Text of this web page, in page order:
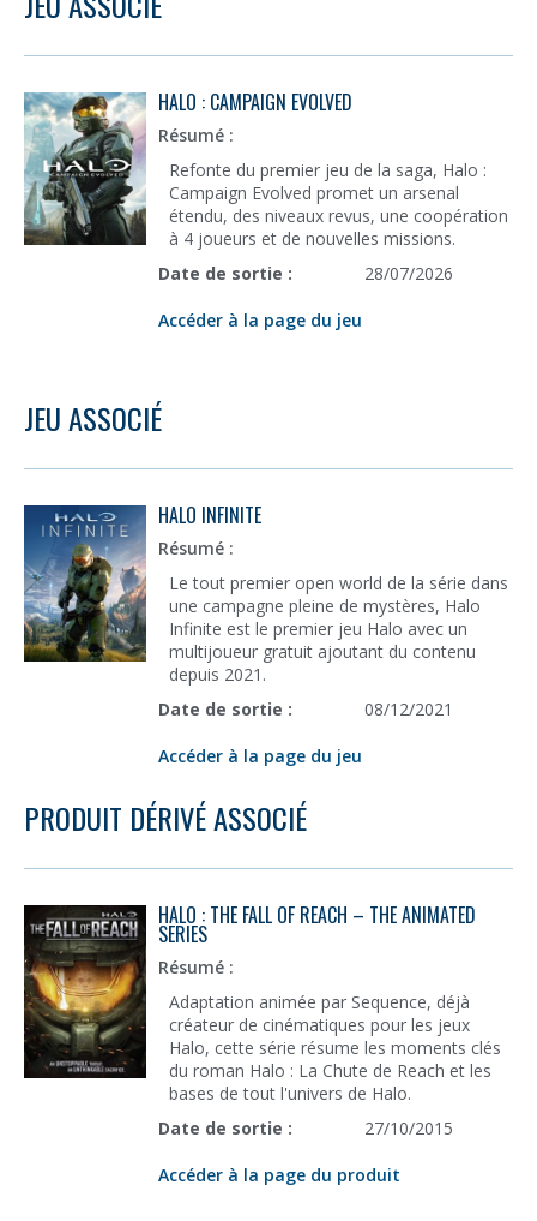
HALO : CAMPAIGN EVOLVED
Résumé :
Refonte du premier jeu de la saga, Halo :
Campaign Evolved promet un arsenal
étendu, des niveaux revus, une coopération
à 4 joueurs et de nouvelles missions.
Date de sortie :
28/07/2026
Accéder à la page du jeu
JEU ASSOCIÉ
HALO INFINITE
Résumé :
Le tout premier open world de la série dans
une campagne pleine de mystères, Halo
Infinite est le premier jeu Halo avec un
multijoueur gratuit ajoutant du contenu
depuis 2021.
Date de sortie :
08/12/2021
Accéder à la page du jeu
PRODUIT DÉRIVÉ ASSOCIÉ
HALO : THE FALL OF REACH – THE ANIMATED
SERIES
Résumé :
Adaptation animée par Sequence, déjà
créateur de cinématiques pour les jeux
Halo, cette série résume les moments clés
du roman Halo : La Chute de Reach et les
bases de tout l'univers de Halo.
Date de sortie :
27/10/2015
Accéder à la page du produit